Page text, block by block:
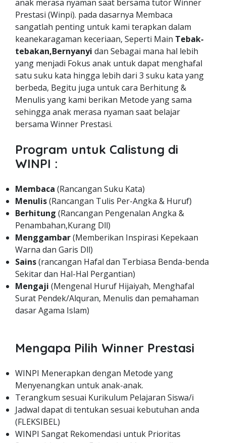
anak merasa nyaman saat bersama tutor Winner
Prestasi (Winpi). pada dasarnya Membaca
sangatlah penting untuk kami terapkan dalam
keanekaragaman keceriaan, Seperti Main Tebak-
tebakan,Bernyanyi dan Sebagai mana hal lebih
yang menjadi Fokus anak untuk dapat menghafal
satu suku kata hingga lebih dari 3 suku kata yang
berbeda, Begitu juga untuk cara Berhitung &
Menulis yang kami berikan Metode yang sama
sehingga anak merasa nyaman saat belajar
bersama Winner Prestasi.
Program untuk Calistung di
WINPI :
Membaca (Rancangan Suku Kata)
Menulis(Rancangan Tulis Per-Angka & Huruf)
Berhitung (Rancangan Pengenalan Angka &
Penambahan,Kurang Dll)
Menggambar(Memberikan Inspirasi Kepekaan
Warna dan Garis Dll)
Sains(rancangan Hafal dan Terbiasa Benda-benda
Sekitar dan Hal-Hal Pergantian)
Mengaji (Mengenal Huruf Hijaiyah, Menghafal
Surat Pendek/Alquran, Menulis dan pemahaman
dasar Agama Islam)
Mengapa Pilih Winner Prestasi
WINPI Menerapkan dengan Metode yang
Menyenangkan untuk anak-anak.
Terangkum sesuai Kurikulum Pelajaran Siswa/i
Jadwal dapat di tentukan sesuai kebutuhan anda
(FLEKSIBEL)
WINPI Sangat Rekomendasi untuk Prioritas